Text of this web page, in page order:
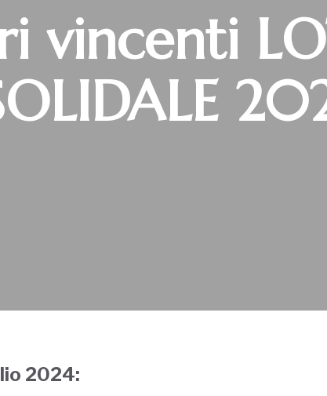
vincenti
2024: